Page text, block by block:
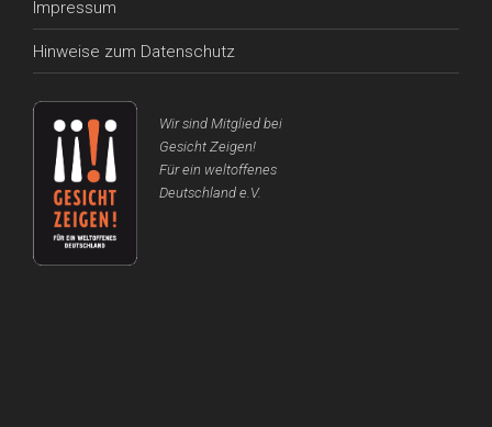
Impressum
Hinweise zum Datenschutz
Wir sind Mitglied bei
Gesicht Zeigen!
Für ein weltoffenes
Deutschland e.V.